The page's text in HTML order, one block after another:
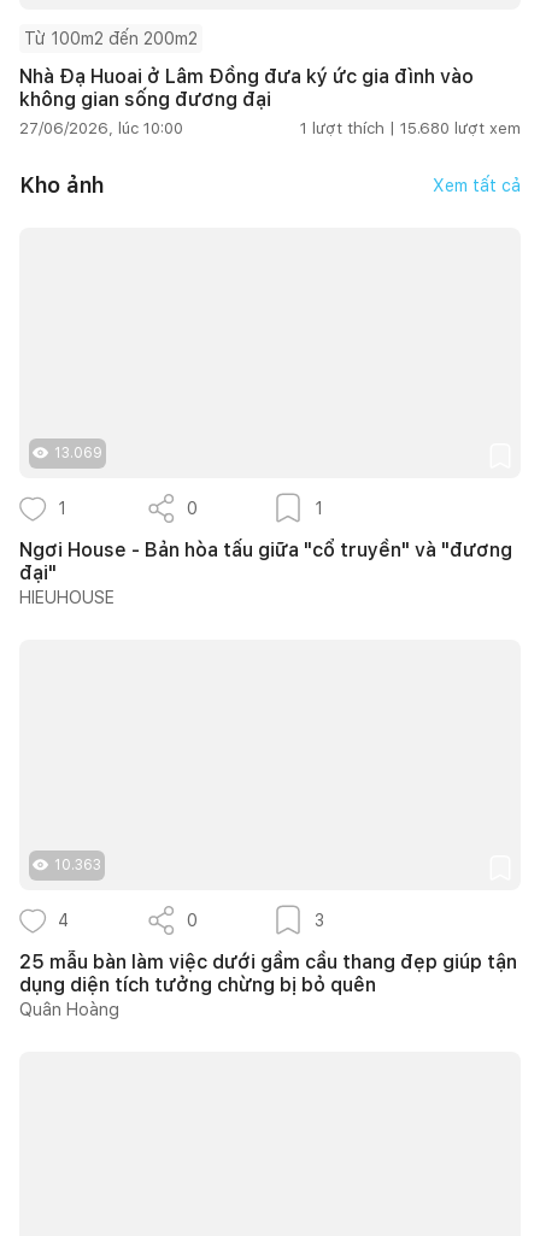
Từ 100m2 đến 200m2
Nhà Đạ Huoai ở Lâm Đồng đưa ký ức gia đình vào
không gian sống đương đại
27/06/2026, lúc 10:00 1 lượt thích | 15.680 lượt xem
Kho ảnh Xem tất cả
13.069
1 0 1
Ngơi House - Bản hòa tấu giữa "cổ truyền" và "đương
đại"
HIEUHOUSE
10.363
4 0 3
25 mẫu bàn làm việc dưới gầm cầu thang đẹp giúp tận
dụng diện tích tưởng chừng bị bỏ quên
Quân Hoàng